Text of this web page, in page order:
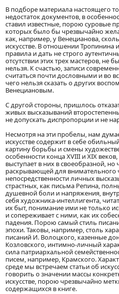
В подборе материала настоящего
недостаток документов, в
ставил известные, порою суровые
которых было бы чрезвычайно
как, например, у Венецианова,
искусстве. В отношении Тропинина
правила и дать не строго
отсутствии этих трех мастеров, не
нельзя. К счастью, записи
считаться почти дословными и во
чего нельзя сказать о других
Венециановым.
С другой стороны, пришлось
живых высказываний
не допускать диспропорции и не
Несмотря на эти пробелы, нам
искусстве содержит в себе
картину борьбы и смены
особенности конца XVIII и XIX
выступает в них в своеобразной,
раскрывающей для внимательного
непосредственности личных
страстных, как письма Репина,
душевной боли и напряжения,
себя художника-интеллигента,
их быт, понимание ими не только
и сопереживает с ними, как их
падения. Порою самый стиль
эпохи. Таковы, например, столь
писаний И. Волоцкого, казенные
Козловского, интимно-личный
сила патриархальной
писем, например, Крамского.
среде мы встречаем статьи об
говорить о значении массы
искусстве, порою чрезвычайно
содержащихся в книге.